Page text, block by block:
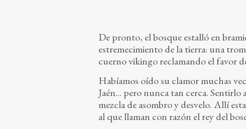
De pronto, el bosque estalló en
estremecimiento de la tierra: una
cuerno vikingo reclamando el favor
Habíamos oído su clamor muchas
Jaén... pero nunca tan cerca.
mezcla de asombro y desvelo. Allí
al que llaman con razón el rey del